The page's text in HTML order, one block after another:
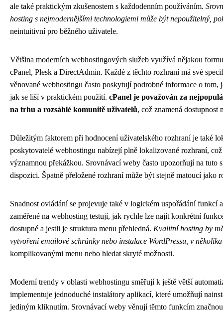
ale také praktickým zkušenostem s každodenním používáním.
hosting s nejmodernějšími technologiemi může být nepoužitelný,
neintuitivní pro běžného uživatele.
Většina moderních webhostingových služeb využívá nějakou
cPanel, Plesk a DirectAdmin. Každé z těchto rozhraní má své
věnované webhostingu často poskytují podrobné informace o
jak se liší v praktickém použití. cPanel je považován za
na trhu a rozsáhlé komunitě uživatelů, což znamená dostupnost
Důležitým faktorem při hodnocení uživatelského rozhraní je také
poskytovatelé webhostingu nabízejí plně lokalizované rozhraní,
významnou překážkou. Srovnávací weby často upozorňují na tuto
dispozici. Špatně přeložené rozhraní může být stejně matoucí jako
Snadnost ovládání se projevuje také v logickém uspořádání funkcí
zaměřené na webhosting testují, jak rychle lze najít konkrétní
dostupné a jestli je struktura menu přehledná. Kvalitní hosting by
vytvoření emailové schránky nebo instalace WordPressu, v
komplikovanými menu nebo hledat skryté možnosti.
Moderní trendy v oblasti webhostingu směřují k ještě větší
implementuje jednoduché instalátory aplikací, které umožňují
jediným kliknutím. Srovnávací weby věnují těmto funkcím